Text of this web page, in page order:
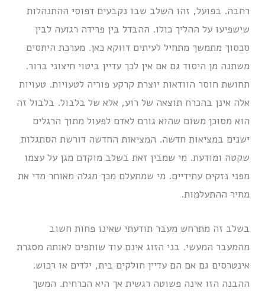
רחבה. בפועל, זהו השלב שבו נקבעים דפוסי ההתנהלות
שישפיעו על ההליך כולו. ההבדל בין פרידה רגועה לבין
סכסוך מתמשך מתחיל לעיתים דווקא כאן. מערכת היחסים
משתנה מן היסוד גם אם אין לכך עדיין ביטוי חיצוני ברור.
תחושת חוסר הוודאות יוצרת קרקע פוריה לטעויות. טעויות
אלה אינן בהכרח תוצאה של רוע, אלא של בלבול. בלבול זה
הוא מסוכן משום שהוא גורם לאדם לפעול מתוך הרגלים
ישנים במציאות חדשה. המציאות החדשה דורשת הסתגלות
שקטה ומודעת. מי שמבין זאת בשלב מוקדם מגן על עצמו
מפני נזקים עתידיים. מי שמתעלם מכך מגלה מאוחר מדי את
מחיר ההתעלמות.
בשלב זה מתרחש מעבר תודעתי שאינו פחות חשוב
מהמעבר המעשי. בני הזוג אינם עוד שותפים לאותה מסגרת
אינטרסים גם אם הם עדיין חולקים בית, ילדים או רכוש.
ההבנה הזו אינה פשוטה רגשית אך היא הכרחית. המשך